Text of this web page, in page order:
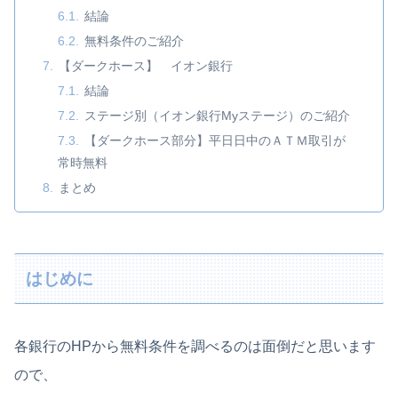
結論
無料条件のご紹介
【ダークホース】 イオン銀行
結論
ステージ別（イオン銀行Myステージ）のご紹介
【ダークホース部分】平日日中のＡＴＭ取引が
常時無料
まとめ
はじめに
各銀行のHPから無料条件を調べるのは面倒だと思います
ので、